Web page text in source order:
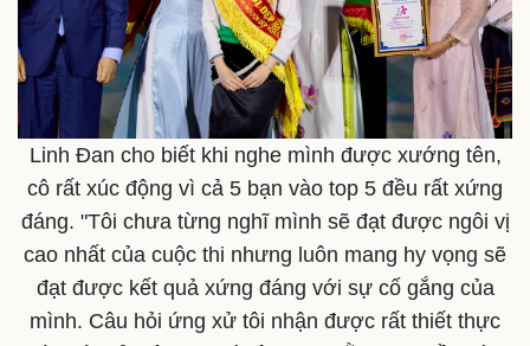
Thể thao
Lịch thi đấu bóng đá
Thế giới thể thao
Ô tô - Xe máy
Ô tô
Xe máy
Tư vấn
Linh Đan cho biết khi nghe mình được xướng tên,
cô rất xúc động vì cả 5 bạn vào top 5 đều rất xứng
đáng. "Tôi chưa từng nghĩ mình sẽ đạt được ngôi vị
cao nhất của cuộc thi nhưng luôn mang hy vọng sẽ
đạt được kết quả xứng đáng với sự cố gắng của
mình. Câu hỏi ứng xử tôi nhận được rất thiết thực